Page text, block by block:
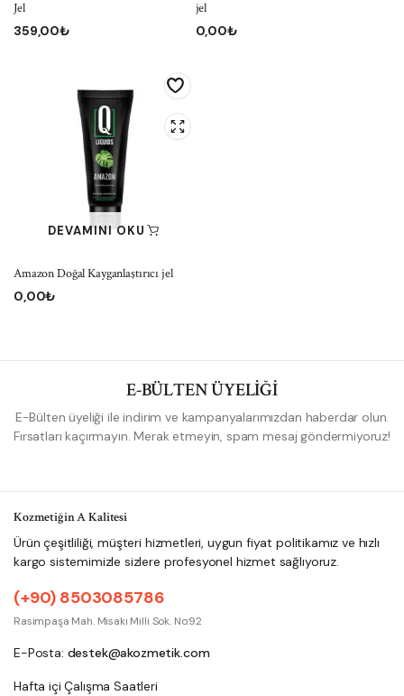
Jel
359,00₺
jel
0,00₺
DEVAMINI OKU
Amazon Doğal Kayganlaştırıcı jel
0,00₺
E-BÜLTEN ÜYELİĞİ
E-Bülten üyeliği ile indirim ve kampanyalarımızdan haberdar olun.
Fırsatları kaçırmayın. Merak etmeyin, spam mesaj göndermiyoruz!
Kozmetiğin A Kalitesi
Ürün çeşitliliği, müşteri hizmetleri, uygun fiyat politikamız ve hızlı
kargo sistemimizle sizlere profesyonel hizmet sağlıyoruz.
(+90) 8503085786
Rasimpaşa Mah. Misakı Milli Sok. No:92
E-Posta: destek@akozmetik.com
Hafta içi Çalışma Saatleri